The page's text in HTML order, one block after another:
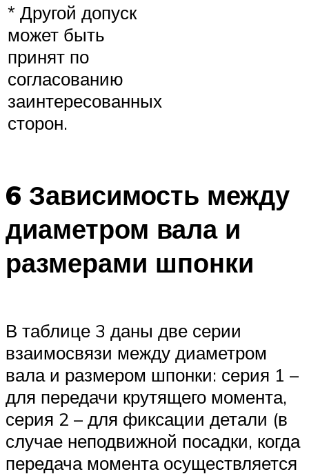
* Другой допуск
может быть
принят по
согласованию
заинтересованных
сторон.
6 Зависимость между
диаметром вала и
размерами шпонки
В таблице 3 даны две серии
взаимосвязи между диаметром
вала и размером шпонки: серия 1 –
для передачи крутящего момента,
серия 2 – для фиксации детали (в
случае неподвижной посадки, когда
передача момента осуществляется